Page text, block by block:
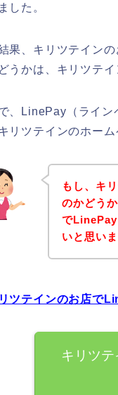
した。
果、キリツテイン
うかは、キリツテ
、LinePay（ライン
リツテインのホー
もし、キ
のかどう
でLinePay
いと思い
ツテインのお店で
キリツ